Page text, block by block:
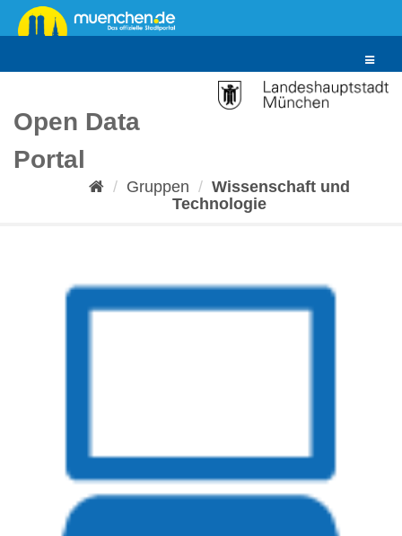
Überspringen
zum
Toggle
Open Data
Portal
Gruppen
Wissenschaft und
Technologie